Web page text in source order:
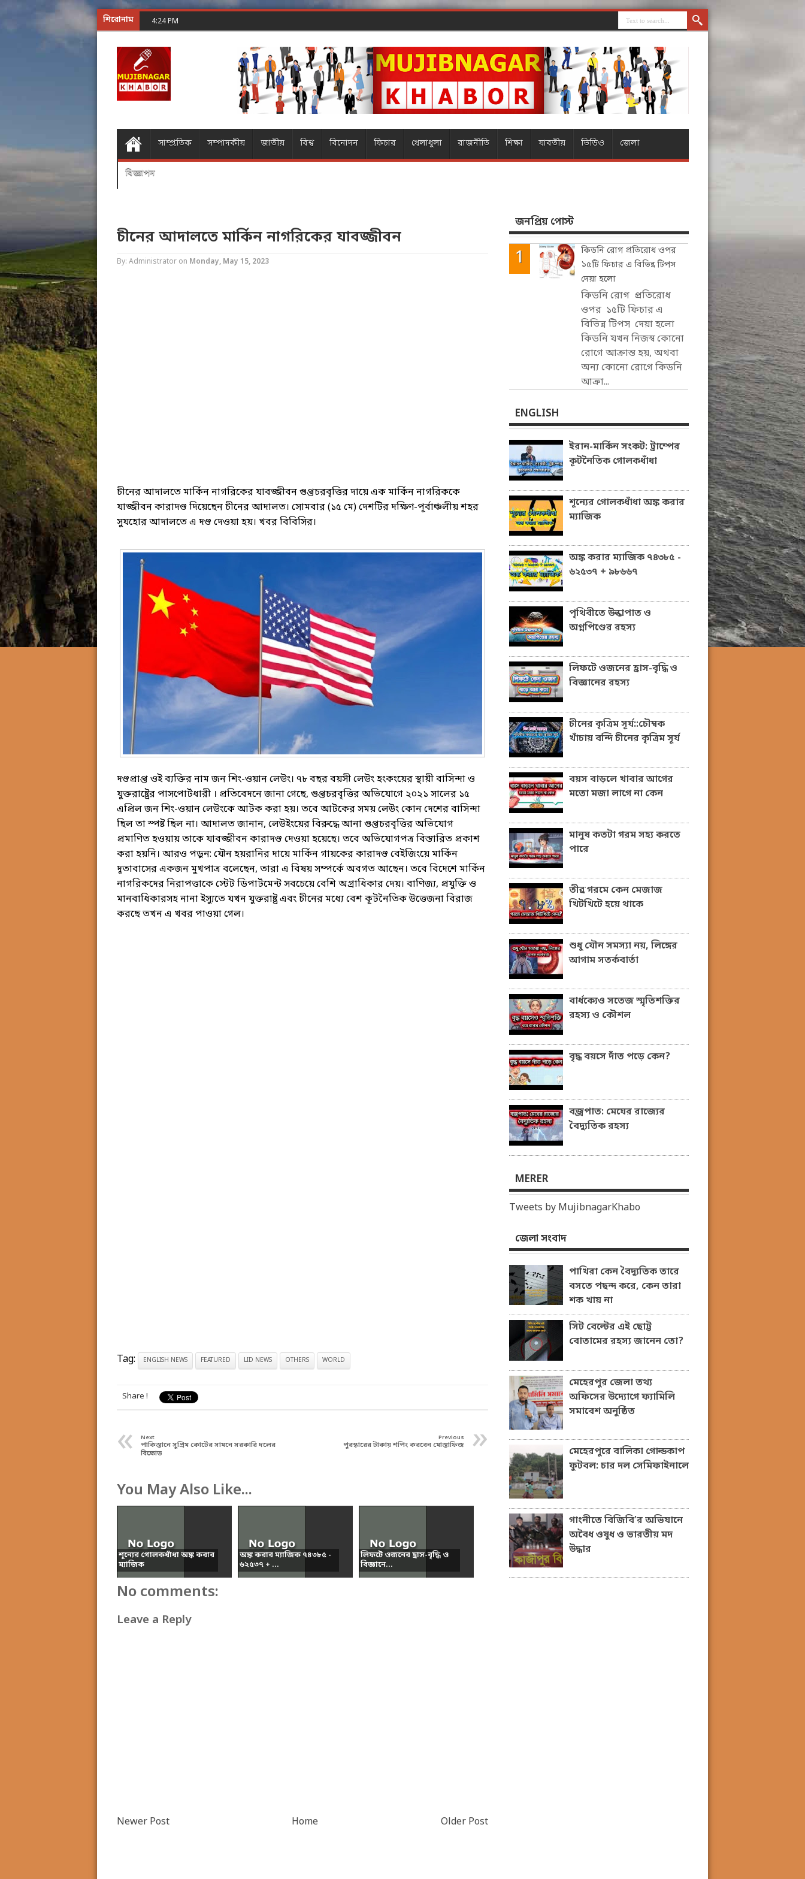
শিরোনাম 4:24 PM
সাম্প্রতিক সম্পাদকীয় জাতীয় বিশ্ব বিনোদন ফিচার খেলাধুলা রাজনীতি শিক্ষা যাবতীয় ভিডিও জেলা
বিজ্ঞাপন
চীনের আদালতে মার্কিন নাগরিকের যাবজ্জীবন
By: Administrator on Monday, May 15, 2023
চীনের আদালতে মার্কিন নাগরিকের যাবজ্জীবন গুপ্তচরবৃত্তির দায়ে এক মার্কিন নাগরিককে
যাজ্জীবন কারাদণ্ড দিয়েছেন চীনের আদালত। সোমবার (১৫ মে) দেশটির দক্ষিণ-পূর্বাঞ্চলীয় শহর
সুযহোর আদালতে এ দণ্ড দেওয়া হয়। খবর বিবিসির।
দণ্ডপ্রাপ্ত ওই ব্যক্তির নাম জন শিং-ওয়ান লেউং। ৭৮ বছর বয়সী লেউং হংকংয়ের স্থায়ী বাসিন্দা ও
যুক্তরাষ্ট্রের পাসপোর্টধারী । প্রতিবেদনে জানা গেছে, গুপ্তচরবৃত্তির অভিযোগে ২০২১ সালের ১৫
এপ্রিল জন শিং-ওয়ান লেউংকে আটক করা হয়। তবে আটকের সময় লেউং কোন দেশের বাসিন্দা
ছিল তা স্পষ্ট ছিল না। আদালত জানান, লেউইংয়ের বিরুদ্ধে আনা গুপ্তচরবৃত্তির অভিযোগ
প্রমাণিত হওয়ায় তাকে যাবজ্জীবন কারাদণ্ড দেওয়া হয়েছে। তবে অভিযোগপত্র বিস্তারিত প্রকাশ
করা হয়নি। আরও পড়ুন: যৌন হয়রানির দায়ে মার্কিন গায়কের কারাদণ্ড বেইজিংয়ে মার্কিন
দূতাবাসের একজন মুখপাত্র বলেছেন, তারা এ বিষয় সম্পর্কে অবগত আছেন। তবে বিদেশে মার্কিন
নাগরিকদের নিরাপত্তাকে স্টেট ডিপার্টমেন্ট সবচেয়ে বেশি অগ্রাধিকার দেয়। বাণিজ্য, প্রযুক্তি ও
মানবাধিকারসহ নানা ইস্যুতে যখন যুক্তরাষ্ট্র এবং চীনের মধ্যে বেশ কূটনৈতিক উত্তেজনা বিরাজ
করছে তখন এ খবর পাওয়া গেল।
Tag: ENGLISH NEWS FEATURED LID NEWS OTHERS WORLD
Share !
« Next
পাকিস্তানে সুপ্রিম কোর্টের সামনে সরকারি দলের
বিক্ষোভ
»
Previous
পুরস্কারের টাকায় শপিং করবেন মোস্তাফিজ
You May Also Like...
শূন্যের গোলকধাঁধা অঙ্ক করার
ম্যাজিক
অঙ্ক করার ম্যাজিক ৭৪৩৮৫ -
৬২৫৩৭ + ...
লিফটে ওজনের হ্রাস-বৃদ্ধি ও
বিজ্ঞানে...
No comments:
Leave a Reply
Newer Post Older Post
Home
জনপ্রিয় পোস্ট
কিডনি রোগ প্রতিরোধ ওপর
১৫টি ফিচার এ বিভিন্ন টিপস
দেয়া হলো
কিডনি রোগ প্রতিরোধ
ওপর ১৫টি ফিচার এ
বিভিন্ন টিপস দেয়া হলো
কিডনি যখন নিজস্ব কোনো
রোগে আক্রান্ত হয়, অথবা
অন্য কোনো রোগে কিডনি
আক্রা...
ENGLISH
ইরান-মার্কিন সংকট: ট্রাম্পের
কূটনৈতিক গোলকধাঁধা
শূন্যের গোলকধাঁধা অঙ্ক করার
ম্যাজিক
অঙ্ক করার ম্যাজিক ৭৪৩৮৫ -
৬২৫৩৭ + ৯৮৬৬৭
পৃথিবীতে উল্কাপাত ও
অগ্নপিণ্ডের রহস্য
লিফটে ওজনের হ্রাস-বৃদ্ধি ও
বিজ্ঞানের রহস্য
চীনের কৃত্রিম সূর্য::চৌম্বক
খাঁচায় বন্দি চীনের কৃত্রিম সূর্য
বয়স বাড়লে খাবার আগের
মতো মজা লাগে না কেন
মানুষ কতটা গরম সহ্য করতে
পারে
তীব্র গরমে কেন মেজাজ
খিটখিটে হয়ে থাকে
শুধু যৌন সমস্যা নয়, লিঙ্গের
আগাম সতর্কবার্তা
বার্ধক্যেও সতেজ স্মৃতিশক্তির
রহস্য ও কৌশল
বৃদ্ধ বয়সে দাঁত পড়ে কেন?
বজ্রপাত: মেঘের রাজ্যের
বৈদ্যুতিক রহস্য
MERER
Tweets by MujibnagarKhabo
জেলা সংবাদ
পাখিরা কেন বৈদ্যুতিক তারে
বসতে পছন্দ করে, কেন তারা
শক খায় না
সিট বেল্টের এই ছোট্ট
বোতামের রহস্য জানেন তো?
মেহেরপুর জেলা তথ্য
অফিসের উদ্যোগে ফ্যামিলি
সমাবেশ অনুষ্ঠিত
মেহেরপুরে বালিকা গোল্ডকাপ
ফুটবল: চার দল সেমিফাইনালে
গাংনীতে বিজিবি’র অভিযানে
অবৈধ ওষুধ ও ভারতীয় মদ
উদ্ধার